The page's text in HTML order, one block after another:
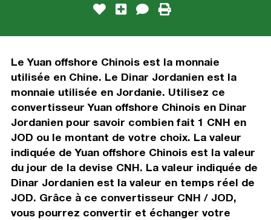
Le Yuan offshore Chinois est la monnaie
utilisée en Chine. Le Dinar Jordanien est la
monnaie utilisée en Jordanie. Utilisez ce
convertisseur Yuan offshore Chinois en Dinar
Jordanien pour savoir combien fait 1 CNH en
JOD ou le montant de votre choix. La valeur
indiquée de Yuan offshore Chinois est la valeur
du jour de la devise CNH. La valeur indiquée de
Dinar Jordanien est la valeur en temps réel de
JOD. Grâce à ce convertisseur CNH / JOD,
vous pourrez convertir et échanger votre